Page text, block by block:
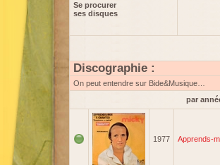
Se procurer
ses disques
Discographie :
On peut entendre sur Bide&Musique…
par
1977 Apprends-